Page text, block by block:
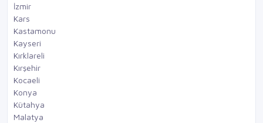
İzmir
Kars
Kastamonu
Kayseri
Kırklareli
Kırşehir
Kocaeli
Konya
Kütahya
Malatya